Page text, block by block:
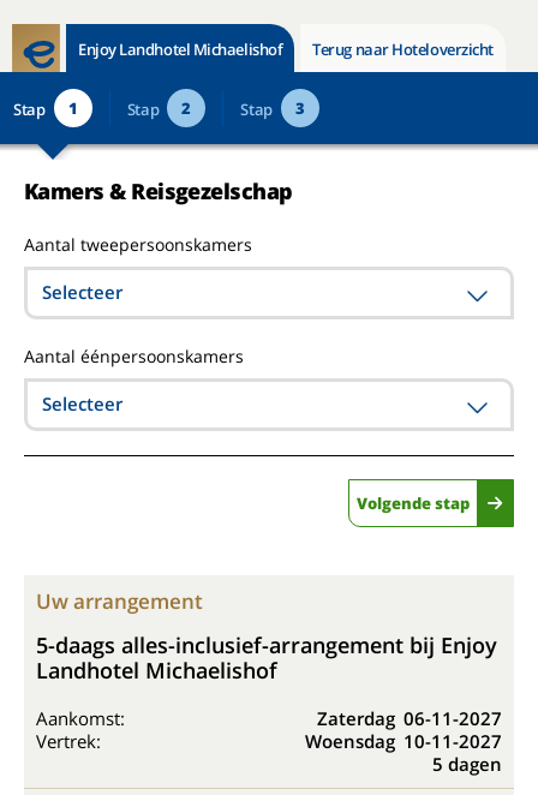
Enjoy Landhotel Michaelishof Terug naar Hoteloverzicht
Stap 1 Stap 2 Stap 3
Kamers & Reisgezelschap
Aantal tweepersoonskamers
Selecteer
Aantal éénpersoonskamers
Selecteer
Volgende stap
Uw arrangement
5-daags alles-inclusief-arrangement bij Enjoy
Landhotel Michaelishof
Aankomst: Zaterdag 06-11-2027
Vertrek:
Woensdag 10-11-2027
5 dagen